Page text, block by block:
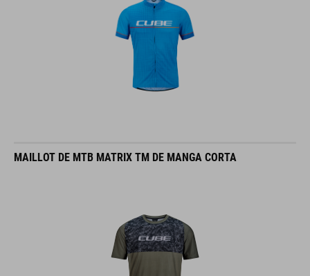
MAILLOT DE MTB MATRIX TM DE MANGA CORTA